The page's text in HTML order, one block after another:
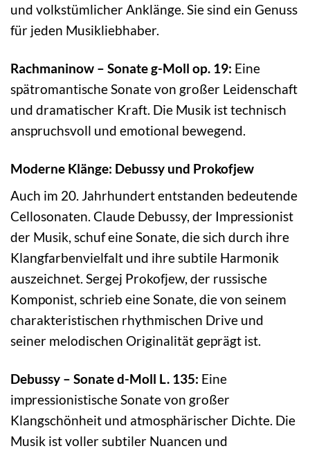
und volkstümlicher Anklänge. Sie sind ein Genuss
für jeden Musikliebhaber.
Rachmaninow – Sonate g-Moll op. 19: Eine
spätromantische Sonate von großer Leidenschaft
und dramatischer Kraft. Die Musik ist technisch
anspruchsvoll und emotional bewegend.
Moderne Klänge: Debussy und Prokofjew
Auch im 20. Jahrhundert entstanden bedeutende
Cellosonaten. Claude Debussy, der Impressionist
der Musik, schuf eine Sonate, die sich durch ihre
Klangfarbenvielfalt und ihre subtile Harmonik
auszeichnet. Sergej Prokofjew, der russische
Komponist, schrieb eine Sonate, die von seinem
charakteristischen rhythmischen Drive und
seiner melodischen Originalität geprägt ist.
Debussy – Sonate d-Moll L. 135: Eine
impressionistische Sonate von großer
Klangschönheit und atmosphärischer Dichte. Die
Musik ist voller subtiler Nuancen und